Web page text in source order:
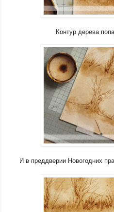
Контур дерева
И в преддверии Новогодних